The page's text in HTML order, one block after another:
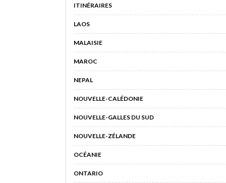
ITINÉRAIRES
LAOS
MALAISIE
MAROC
NEPAL
NOUVELLE-CALÉDONIE
NOUVELLE-GALLES DU SUD
NOUVELLE-ZÉLANDE
OCÉANIE
ONTARIO